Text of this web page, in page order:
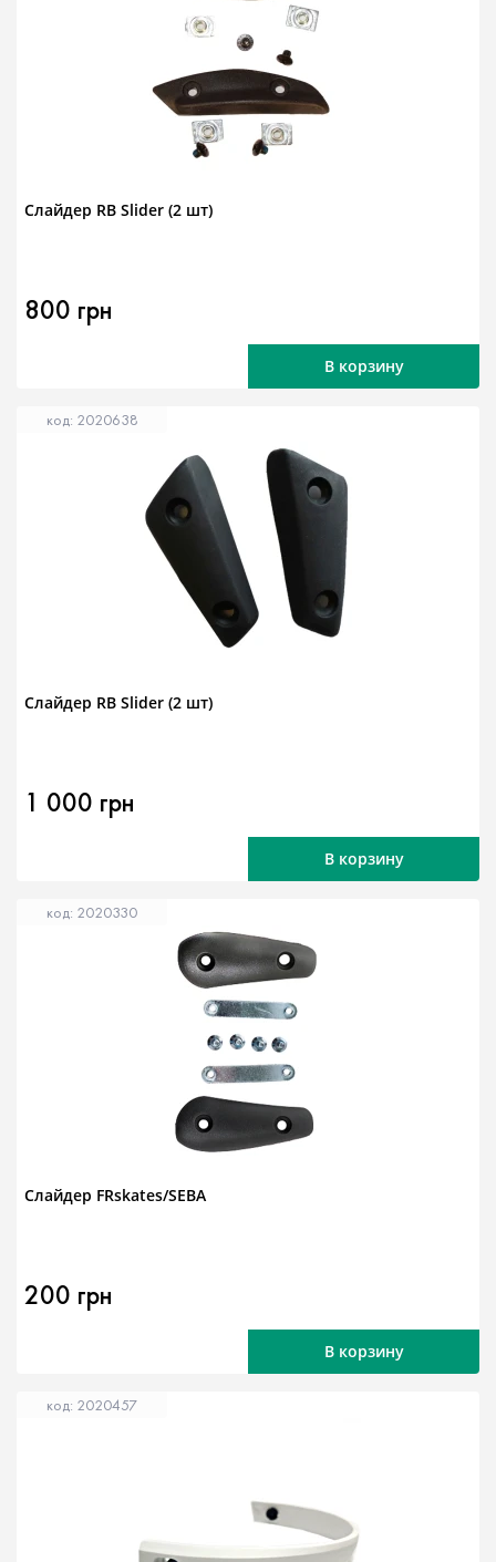
Слайдер RB Slider (2 шт)
800 грн
В корзину
код: 2020638
Слайдер RB Slider (2 шт)
1 000 грн
В корзину
код: 2020330
Слайдер FRskates/SEBA
200 грн
В корзину
код: 2020457